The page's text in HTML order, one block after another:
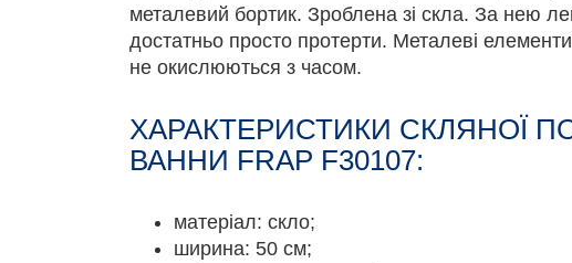
металевий бортик. Зроблена зі скла. За нею
достатньо просто протерти. Металеві елементи
не окислюються з часом.
ХАРАКТЕРИСТИКИ СКЛЯНОЇ
ВАННИ FRAP F30107:
матеріал: скло;
ширина: 50 см;